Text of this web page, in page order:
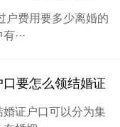
户费用要多少离婚的
···
要怎么领结婚证
证户口可以分为集